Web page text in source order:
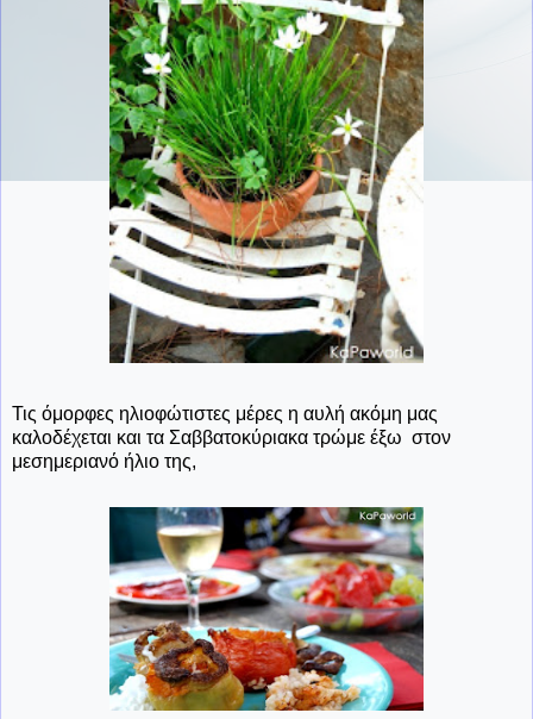
Τις όμορφες ηλιοφώτιστες μέρες η αυλή ακόμη μας
καλοδέχεται και τα Σαββατοκύριακα τρώμε έξω στον
μεσημεριανό ήλιο της,